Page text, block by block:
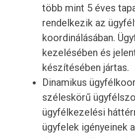
több mint 5 éves
rendelkezik az
koordinálásában.
kezelésében és
készítésében jártas.
Dinamikus
széleskörű
ügyfélkezelési
ügyfelek igényeinek